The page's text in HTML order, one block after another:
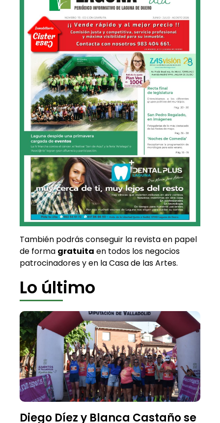
También podrás conseguir la revista en papel
de forma gratuita en todos los negocios
patrocinadores y en la Casa de las Artes.
Lo último
Diego Díez y Blanca Castaño se